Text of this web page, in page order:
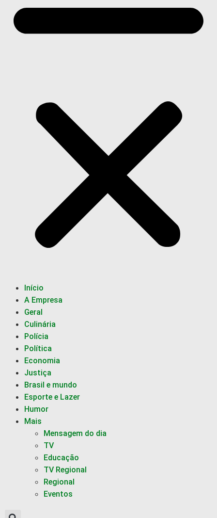
Início
A Empresa
Geral
Culinária
Polícia
Política
Economia
Justiça
Brasil e mundo
Esporte e Lazer
Humor
Mais
Mensagem do dia
TV
Educação
TV Regional
Regional
Eventos